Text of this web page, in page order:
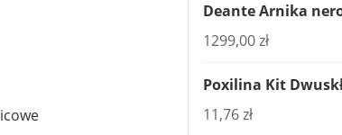
Deante Arnika
1299,00zł
Poxilina Kit
11,76zł